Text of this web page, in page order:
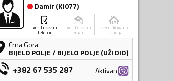
Damir (KJ077)
verifikovan
telefon
verifikovan
email
verifikovana
lokacija
Crna Gora
BIJELO POLJE/ BIJELO POLJE (UŽI DIO)
+382 67 535 287 Aktivan